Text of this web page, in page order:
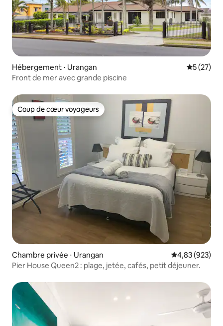
Hébergement ⋅ Urangan
5 (27)
Front de mer avec grande piscine
Coup de cœur voyageurs
Coup de cœur voyageurs
Chambre privée ⋅ Urangan Évaluation
4,83 (923)
Pier House Queen2 : plage, jetée, cafés, petit déjeuner.